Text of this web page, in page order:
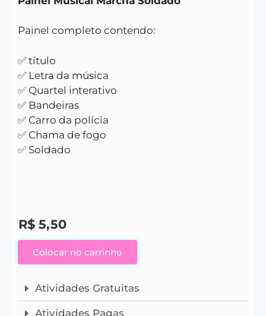
Painel completo contendo:
✅ título
✅ Letra da música
✅ Quartel interativo
✅ Bandeiras
✅ Carro da polícia
✅ Chama de fogo
✅ Soldado
R$ 5,50
Colocar no carrinho
Atividades Gratuitas
Atividades Pagas